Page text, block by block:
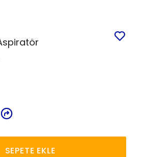
SEPETE EKLE